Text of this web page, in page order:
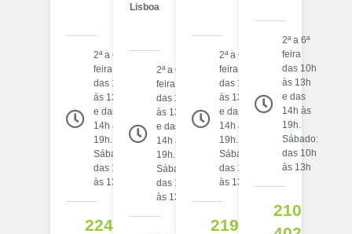
2ª a 6ª
feira
das 10h
às 13h
e das
14h às
19h.
Sábado:
das 10h
às 13h
224
Lisboa
2ª a 6ª
feira
das 10h
às 13h
e das
14h às
19h.
Sábado:
das 10h
às 13h
2ª a 6ª
feira
das 10h
às 13h
e das
14h às
19h.
Sábado:
das 10h
às 13h
219
2ª a 6ª
feira
das 10h
às 13h
e das
14h às
19h.
Sábado:
das 10h
às 13h
210